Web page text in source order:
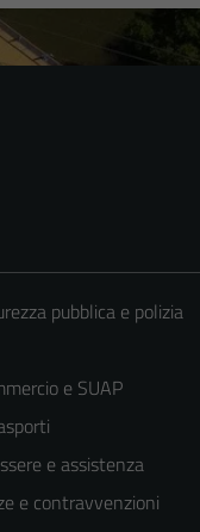
pubblica e polizia
e SUAP
e assistenza
e contravvenzioni